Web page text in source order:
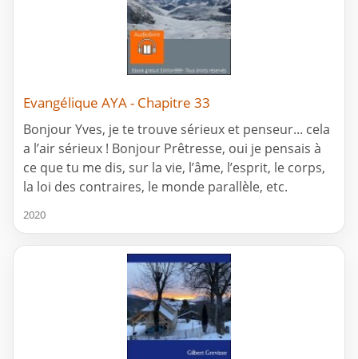
Evangélique AYA - Chapitre 33
Bonjour Yves, je te trouve sérieux et penseur... cela
a l’air sérieux ! Bonjour Prêtresse, oui je pensais à
ce que tu me dis, sur la vie, l’âme, l’esprit, le corps,
la loi des contraires, le monde parallèle, etc.
2020